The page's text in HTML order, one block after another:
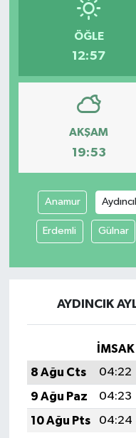
ÖĞLE
12:57
AKŞAM
19:53
Anamur
Erdemli Gülnar
AYDINCIK
İMSAK
8 Ağu Cts
04:22
9 Ağu Paz
04:23
10 Ağu Pts
04:24